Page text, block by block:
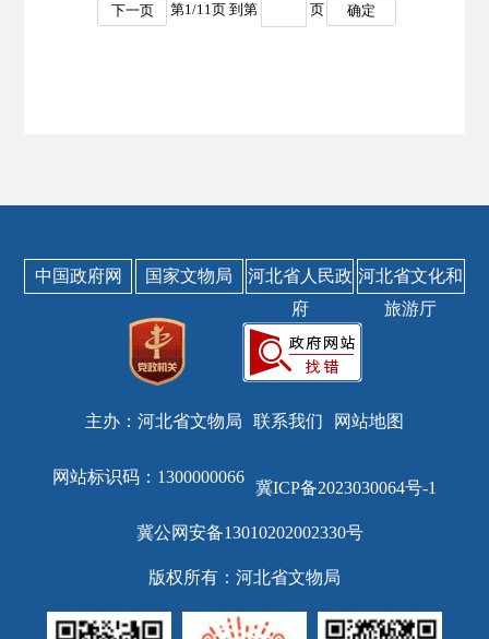
下一页 第1/11页 到第 页 确定
中国政府网 国家文物局
河北省人民政
府
河北省文化和
旅游厅
主办：河北省文物局 联系我们 网站地图
网站标识码：1300000066
冀ICP备2023030064号-1
冀公网安备13010202002330号
版权所有：河北省文物局